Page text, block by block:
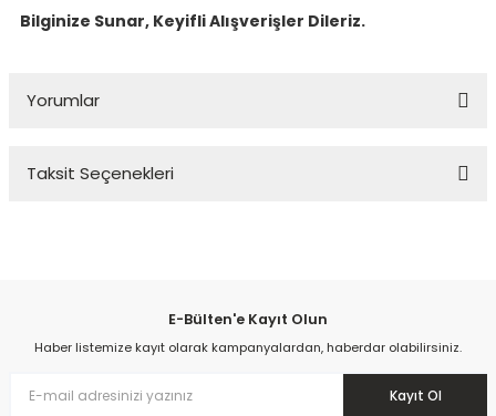
Bilginize Sunar, Keyifli Alışverişler Dileriz.
Yorumlar
Taksit Seçenekleri
E-Bülten'e Kayıt Olun
Haber listemize kayıt olarak kampanyalardan, haberdar olabilirsiniz.
Kayıt Ol